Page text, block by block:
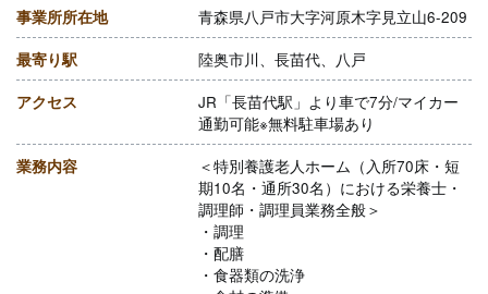
事業所所在地 青森県八戸市大字河原木字見立山6-209
最寄り駅 陸奥市川、長苗代、八戸
アクセス
JR「長苗代駅」より車で7分/マイカー
通勤可能※無料駐車場あり
業務内容
＜特別養護老人ホーム（入所70床・短
期10名・通所30名）における栄養士・
調理師・調理員業務全般＞
・調理
・配膳
・食器類の洗浄